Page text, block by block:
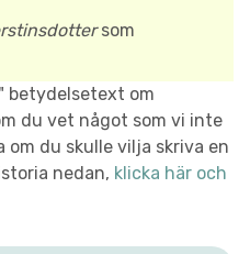
som
betydelsetext om
du vet något som vi inte
du skulle vilja skriva en
nedan, klicka här och